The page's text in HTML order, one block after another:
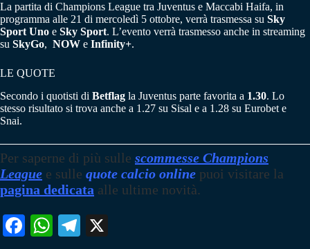
La partita di Champions League tra Juventus e Maccabi Haifa, in
programma alle 21 di mercoledì 5 ottobre, verrà trasmessa su Sky
Sport Uno e Sky Sport. L’evento verrà trasmesso anche in streaming
su SkyGo, NOW e Infinity+.
LE QUOTE
Secondo i quotisti di Betflag la Juventus parte favorita a 1.30. Lo
stesso risultato si trova anche a 1.27 su Sisal e a 1.28 su Eurobet e
Snai.
Per saperne di più sulle scommesse Champions
League e sulle quote calcio online puoi visitare la
pagina dedicata alle ultime novità.
Fa W
Te